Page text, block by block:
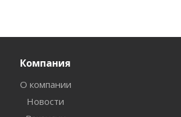
Компания
О компании
Новости